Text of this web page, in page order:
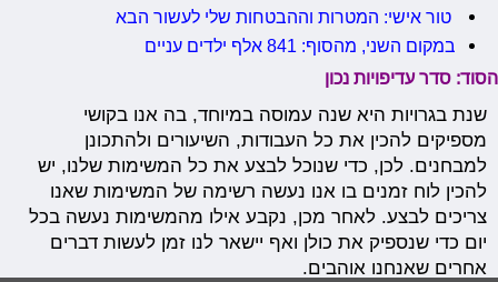
טור אישי: המטרות וההבטחות שלי לעשור הבא
במקום השני, מהסוף: 841 אלף ילדים עניים
הסוד: סדר עדיפויות נכון
שנת בגרויות היא שנה עמוסה במיוחד, בה אנו בקושי
מספיקים להכין את כל העבודות, השיעורים ולהתכונן
למבחנים. לכן, כדי שנוכל לבצע את כל המשימות שלנו, יש
להכין לוח זמנים בו אנו נעשה רשימה של המשימות שאנו
צריכים לבצע. לאחר מכן, נקבע אילו מהמשימות נעשה בכל
יום כדי שנספיק את כולן ואף יישאר לנו זמן לעשות דברים
אחרים שאנחנו אוהבים.